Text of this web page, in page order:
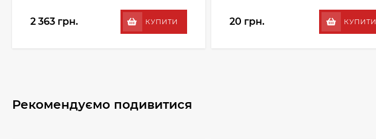
2 363 грн. КУПИТИ 20 грн. КУПИТИ
Рекомендуємо подивитися